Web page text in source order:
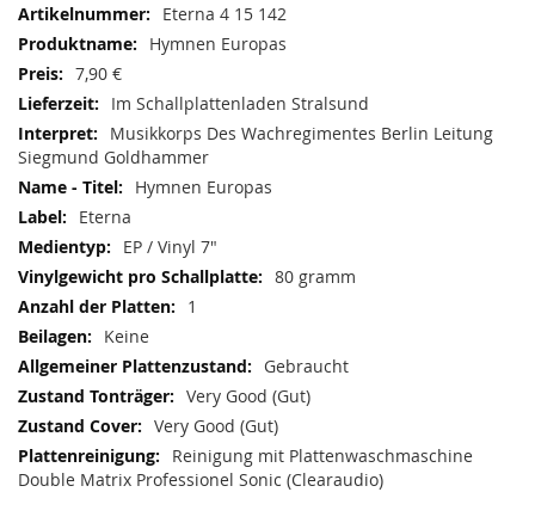
Mehr
Informationen
Eterna 4 15 142
Hymnen Europas
7,90 €
Im Schallplattenladen Stralsund
Musikkorps Des Wachregimentes Berlin Leitung
Siegmund Goldhammer
Hymnen Europas
Eterna
EP / Vinyl 7"
80 gramm
1
Keine
Gebraucht
Very Good (Gut)
Very Good (Gut)
Reinigung mit Plattenwaschmaschine
Double Matrix Professionel Sonic (Clearaudio)